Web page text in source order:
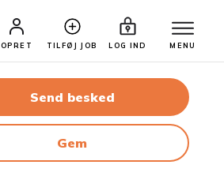
OPRET TILFØJ JOB LOG IND MENU
Send besked
Gem